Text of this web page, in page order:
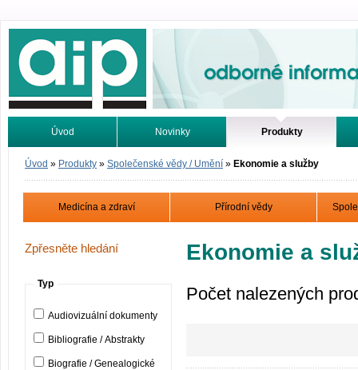
Odborné informace. Online.
Úvod Novinky Produkty
Vyhledávání Tutoriály
Úvod » Produkty » Společenské vědy / Umění » Ekonomie a služby
Medicína a zdraví Přírodní vědy
Zpřesněte hledání
Typ
Audiovizuální dokumenty
Bibliografie / Abstrakty
Biografie / Genealogické
Ekonomie a
Počet nalezených